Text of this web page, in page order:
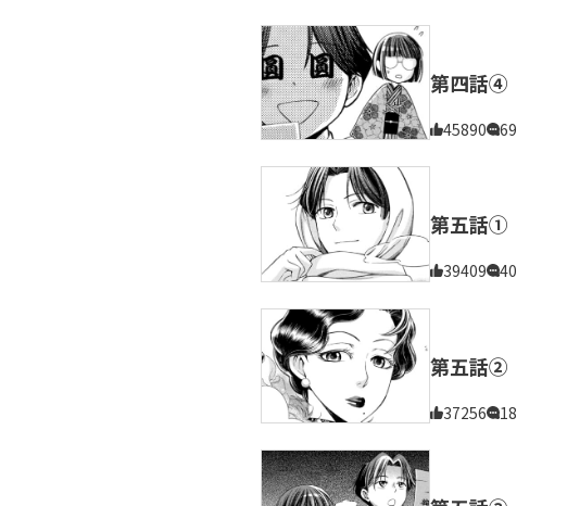
第四話④
45890 69
第五話①
39409 40
第五話②
37256 18